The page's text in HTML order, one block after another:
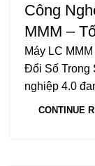
Công
MMM –
Máy LC
Đổi Số Trong
nghiệp 4.0
CONTINUE